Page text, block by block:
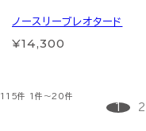
ノースリーブレオタード
¥14,300
115件 1件～20件
1 2